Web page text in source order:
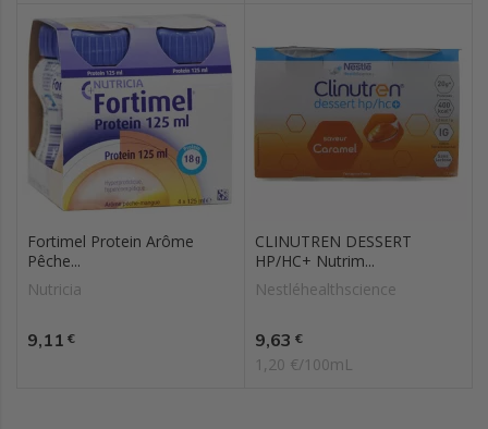
Fortimel Protein Arôme
Pêche...
Nutricia
Prix
9,11 €
CLINUTREN DESSERT
HP/HC+ Nutrim...
Nestléhealthscience
Prix
9,63 €
1,20 €/100mL